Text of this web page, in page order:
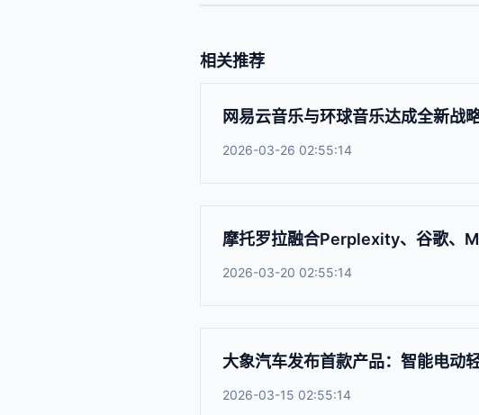
相关推荐
网易云音乐与环球音乐达成全新战
2026-03-26 02:55:14
摩托罗拉融合Perplexity、谷歌、
2026-03-20 02:55:14
大象汽车发布首款产品：智能电动
2026-03-15 02:55:14